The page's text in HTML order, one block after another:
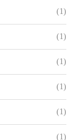
(1)
(1)
(1)
(1)
(1)
(1)